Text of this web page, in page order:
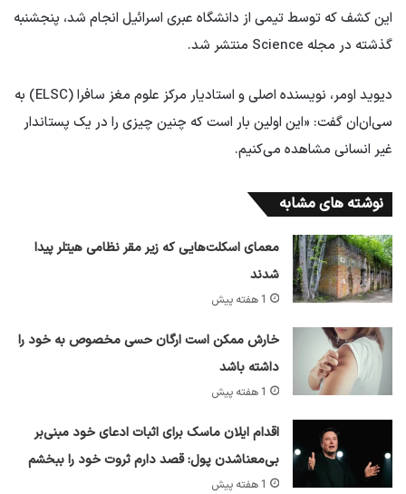
این کشف که توسط تیمی از دانشگاه عبری اسرائیل انجام شد، پنجشنبه
گذشته در مجله Science منتشر شد.
دیوید اومر، نویسنده اصلی و استادیار مرکز علوم مغز سافرا (ELSC) به
سی‌ان‌ان گفت: «این اولین بار است که چنین چیزی را در یک پستاندار
غیر انسانی مشاهده می‌کنیم.
نوشته های مشابه
معمای اسکلت‌هایی که زیر مقر نظامی هیتلر پیدا
شدند
1 هفته پیش
خارش ممکن است ارگان حسی مخصوص به خود را
داشته باشد
1 هفته پیش
اقدام ایلان ماسک برای اثبات ادعای خود مبنی‌بر
بی‌معناشدن پول: قصد دارم ثروت خود را ببخشم
1 هفته پیش